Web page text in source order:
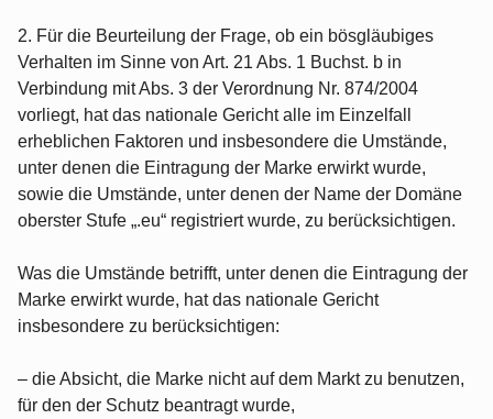
2. Für die Beurteilung der Frage, ob ein bösgläubiges
Verhalten im Sinne von Art. 21 Abs. 1 Buchst. b in
Verbindung mit Abs. 3 der Verordnung Nr. 874/2004
vorliegt, hat das nationale Gericht alle im Einzelfall
erheblichen Faktoren und insbesondere die Umstände,
unter denen die Eintragung der Marke erwirkt wurde,
sowie die Umstände, unter denen der Name der Domäne
oberster Stufe „.eu“ registriert wurde, zu berücksichtigen.
Was die Umstände betrifft, unter denen die Eintragung der
Marke erwirkt wurde, hat das nationale Gericht
insbesondere zu berücksichtigen:
– die Absicht, die Marke nicht auf dem Markt zu benutzen,
für den der Schutz beantragt wurde,